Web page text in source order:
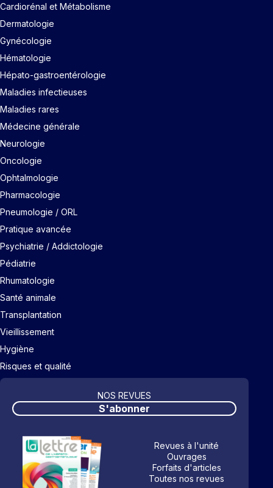
Cardiorénal et Métabolisme
Dermatologie
Gynécologie
Hématologie
Hépato-gastroentérologie
Maladies infectieuses
Maladies rares
Médecine générale
Neurologie
Oncologie
Ophtalmologie
Pharmacologie
Pneumologie / ORL
Pratique avancée
Psychiatrie / Addictologie
Pédiatrie
Rhumatologie
Santé animale
Transplantation
Vieillissement
Hygiène
Risques et qualité
NOS REVUES
S'abonner
Revues à l'unité
Ouvrages
Forfaits d'articles
Toutes nos revues